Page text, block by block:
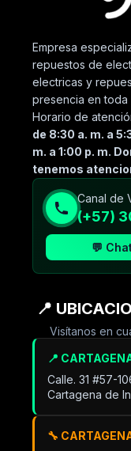
Empresa
repuestos de
electricas y
presencia en toda
Horario de
de 8:30 a. m. a
m. a 1:00 p. m.
tenemos
Canal de
(+57)
💬
📍
Visítanos en
📍
Calle. 31 #57-
Cartagena de
🔧